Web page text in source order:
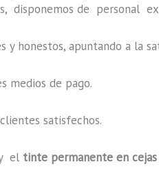
disponemos de personal
y honestos, apuntando a
medios de pago.
satisfechos.
el tinte permanente en